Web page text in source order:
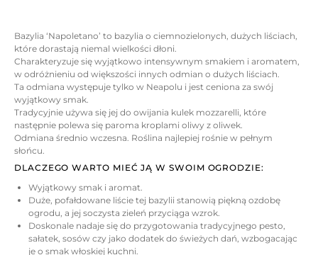
Bazylia ‘Napoletano’ to bazylia o ciemnozielonych, dużych liściach,
które dorastają niemal wielkości dłoni.
Charakteryzuje się wyjątkowo intensywnym smakiem i aromatem,
w odróżnieniu od większości innych odmian o dużych liściach.
Ta odmiana występuje tylko w Neapolu i jest ceniona za swój
wyjątkowy smak.
Tradycyjnie używa się jej do owijania kulek mozzarelli, które
następnie polewa się paroma kroplami oliwy z oliwek.
Odmiana średnio wczesna. Roślina najlepiej rośnie w pełnym
słońcu.
DLACZEGO WARTO MIEĆ JĄ W SWOIM OGRODZIE:
Wyjątkowy smak i aromat.
Duże, pofałdowane liście tej bazylii stanowią piękną ozdobę
ogrodu, a jej soczysta zieleń przyciąga wzrok.
Doskonale nadaje się do przygotowania tradycyjnego pesto,
sałatek, sosów czy jako dodatek do świeżych dań, wzbogacając
je o smak włoskiej kuchni.